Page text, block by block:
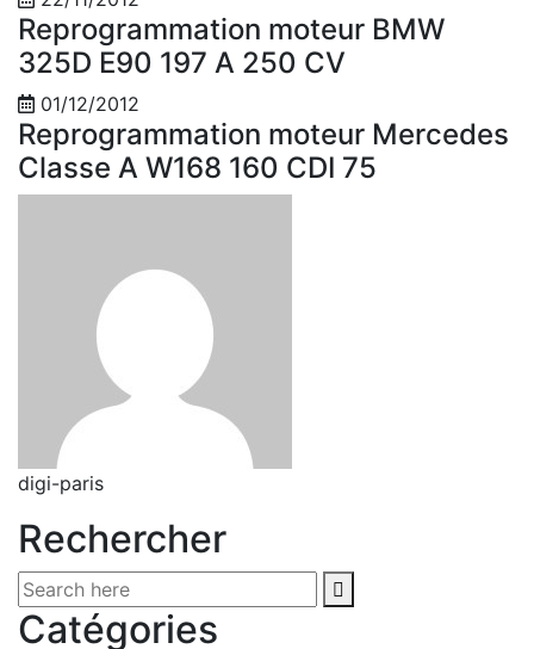
Reprogrammation moteur BMW
325D E90 197 A 250 CV
01/12/2012
Reprogrammation moteur Mercedes
Classe A W168 160 CDI 75
digi-paris
Rechercher
Catégories